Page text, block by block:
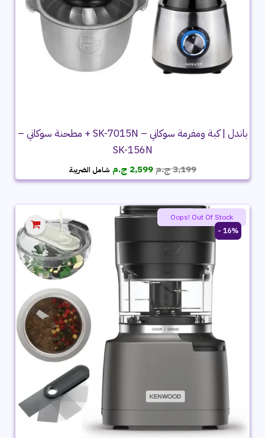
باندل | كبة ومفرمة سوكاني – SK-7015N + مطحنة سوكاني –
SK-156N
3,199ج.مالسعر
الأصلي
3,199 ج.م.
2,599 ج.م السعر
الحالي
2,599 ج.م.
شامل الضريبة
16% -
Oops! Out Of Stock